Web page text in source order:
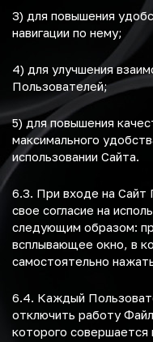
3) для повышения
навигации по нему;
4) для улучшения
Пользователей;
5) для повышения
максимального
использовании Сайта.
6.3. При входе на Сайт
свое согласие на
следующим образом:
всплывающее окно, в
самостоятельно
6.4. Каждый
отключить работу
которого